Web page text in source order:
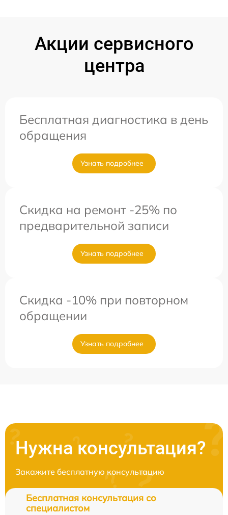
Акции сервисного
центра
Бесплатная диагностика в день
обращения
Узнать подробнее
Скидка на ремонт -25% по
предварительной записи
Узнать подробнее
Скидка -10% при повторном
обращении
Узнать подробнее
Нужна консультация?
Закажите бесплатную консультацию
Бесплатная консультация со
специалистом